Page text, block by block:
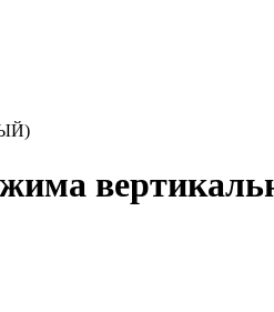
жима